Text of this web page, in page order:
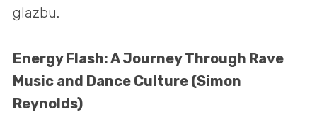
glazbu.
Energy Flash: A Journey Through Rave
Music and Dance Culture (Simon
Reynolds)